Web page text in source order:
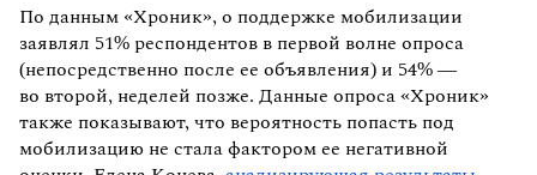
По данным «Хроник», о поддержке мобилизации
заявлял 51% респондентов в первой волне опроса
(непосредственно после ее объявления) и 54% —
во второй, неделей позже. Данные опроса «Хроник»
также показывают, что вероятность попасть под
мобилизацию не стала фактором ее негативной